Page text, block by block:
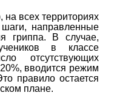
на всех территориях
направленные
гриппа. В случае,
в классе
отсутствующих
вводится режим
правило остается
плане.